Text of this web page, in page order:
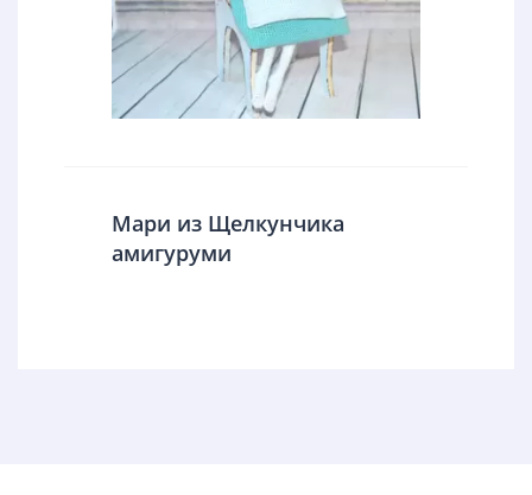
Мари из Щелкунчика
амигуруми